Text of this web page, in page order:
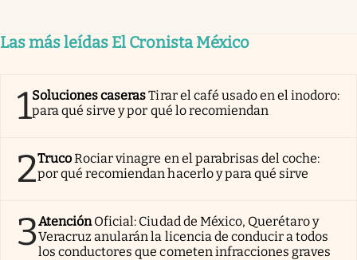
Las más leídas El Cronista México
1Soluciones caserasTirar el café usado en el inodoro:
para qué sirve y por qué lo recomiendan
2TrucoRociar vinagre en el parabrisas del coche:
por qué recomiendan hacerlo y para qué sirve
3AtenciónOficial: Ciudad de México, Querétaro y
Veracruz anularán la licencia de conducir a todos
los conductores que cometen infracciones graves